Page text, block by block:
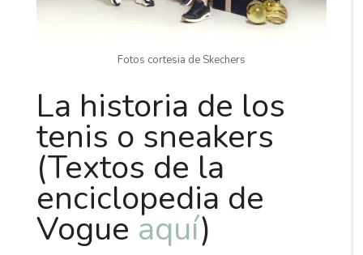
Fotos cortesia de Skechers
La historia de los
tenis o sneakers
(Textos de la
enciclopedia de
Vogue aquí)